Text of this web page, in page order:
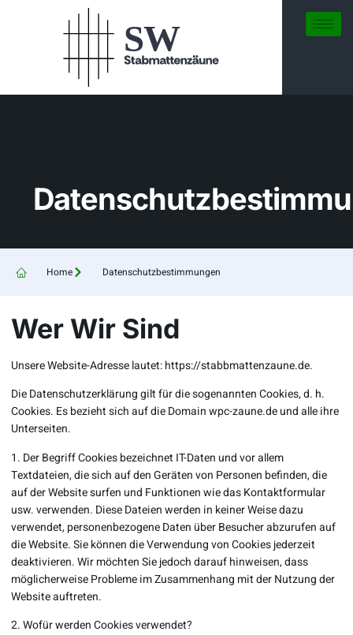
Home Datenschutzbestimmungen
Wer Wir Sind
Unsere Website-Adresse lautet: https://stabbmattenzaune.de.
Die Datenschutzerklärung gilt für die sogenannten Cookies, d. h.
Cookies. Es bezieht sich auf die Domainwpc-zaune.deund alle ihre
Unterseiten.
1. Der Begriff Cookies bezeichnet IT-Daten und vor allem
Textdateien, die sich auf den Geräten von Personen befinden, die
auf der Website surfen und Funktionen wie das Kontaktformular
usw. verwenden. Diese Dateien werden in keiner Weise dazu
verwendet, personenbezogene Daten über Besucher abzurufen auf
die Website. Sie können die Verwendung von Cookies jederzeit
deaktivieren. Wir möchten Sie jedoch darauf hinweisen, dass
möglicherweise Probleme im Zusammenhang mit der Nutzung der
Website auftreten.
2. Wofür werden Cookies verwendet?